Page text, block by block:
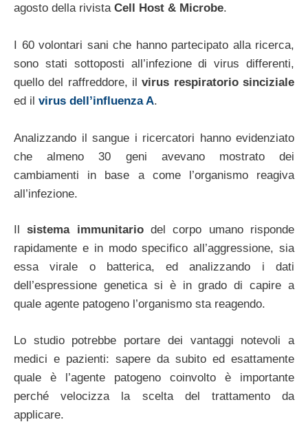
agosto della rivista Cell Host & Microbe.
I 60 volontari sani che hanno partecipato alla ricerca,
sono stati sottoposti all’infezione di virus differenti,
quello del raffreddore, ilvirus respiratorio sinciziale
ed il virus dell’influenza A.
Analizzando il sangue i ricercatori hanno evidenziato
che almeno 30 geni avevano mostrato dei
cambiamenti in base a come l’organismo reagiva
all’infezione.
Ilsistema immunitariodel corpo umano risponde
rapidamente e in modo specifico all’aggressione, sia
essa virale o batterica, ed analizzando i dati
dell’espressione genetica si è in grado di capire a
quale agente patogeno l’organismo sta reagendo.
Lo studio potrebbe portare dei vantaggi notevoli a
medici e pazienti: sapere da subito ed esattamente
quale è l’agente patogeno coinvolto è importante
perché velocizza la scelta del trattamento da
applicare.